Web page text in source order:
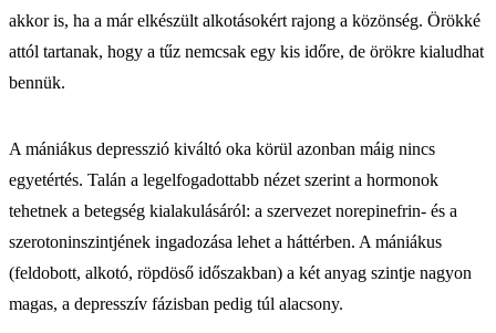
akkor is, ha a már elkészült alkotásokért rajong a közönség. Örökké
attól tartanak, hogy a tűz nemcsak egy kis időre, de örökre kialudhat
bennük.
A mániákus depresszió kiváltó oka körül azonban máig nincs
egyetértés. Talán a legelfogadottabb nézet szerint a hormonok
tehetnek a betegség kialakulásáról: a szervezet norepinefrin- és a
szerotoninszintjének ingadozása lehet a háttérben. A mániákus
(feldobott, alkotó, röpdöső időszakban) a két anyag szintje nagyon
magas, a depresszív fázisban pedig túl alacsony.